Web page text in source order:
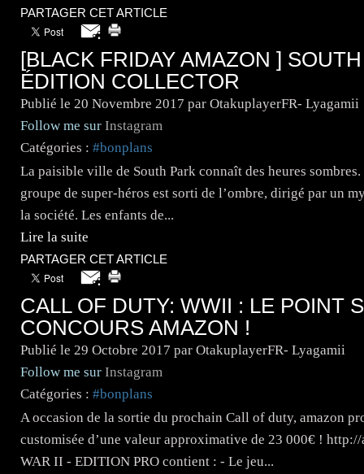
PARTAGER CET ARTICLE
[BLACK FRIDAY AMAZON ]
ÉDITION COLLECTOR
Publié le 20 Novembre 2017 par OtakuplayerFR- Lyagamii
Follow me sur Instagram
Catégories : #bonplans
La paisible ville de South Park connaît des heures
groupe de super-héros est sorti de l’ombre, dirigé par un
la société. Les enfants de...
Lire la suite
PARTAGER CET ARTICLE
CALL OF DUTY: WWII : LE POINT
CONCOURS AMAZON !
Publié le 29 Octobre 2017 par OtakuplayerFR- Lyagamii
Follow me sur Instagram
Catégories : #bonplans
A occasion de la sortie du prochain Call of duty, amazon
customisée d’une valeur approximative de 23 000€ !
WAR II - EDITION PRO contient : - Le jeu...